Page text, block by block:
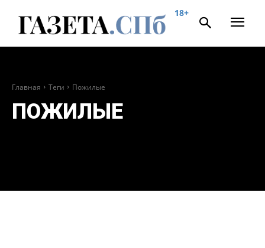
18+
Главная Теги Пожилые
ПОЖИЛЫЕ